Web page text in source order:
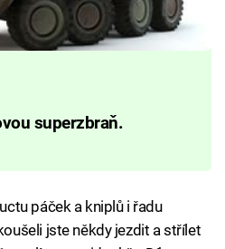
superzbraň.
páček a kniplů i řadu
jste někdy jezdit a střílet